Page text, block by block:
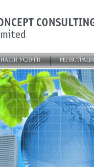
НАШИ УСЛУГИ